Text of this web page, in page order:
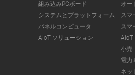
組み込みPCボード
システムとプラットフォーム
パネルコンピュータ
AIoT ソリューション
オー
スマ
スマ
AIoT
小売
電力
ネッ